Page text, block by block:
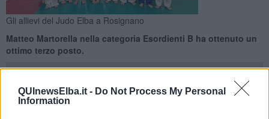
QUInewsElba.it - Do Not Process My Personal
Information
Gli allievi del Judo Elba a Rosignano
Matteo Martorella nella categoria Esordienti B ha ottenuto un
ottimo terzo posto.